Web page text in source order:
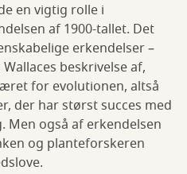
en vigtig rolle i
af 1900-tallet. Det
erkendelser –
beskrivelse af,
for evolutionen, altså
der har størst succes med
Men også af erkendelsen
og planteforskeren